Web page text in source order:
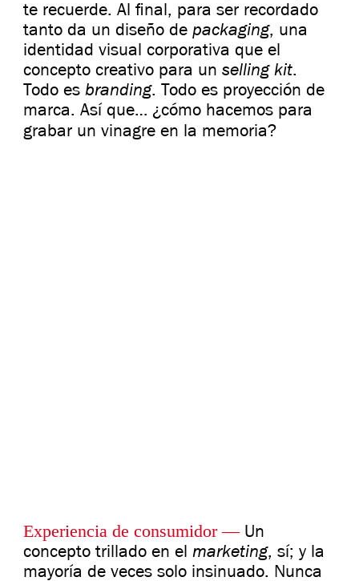
te recuerde. Al final, para ser recordado
tanto da un diseño de packaging, una
identidad visual corporativa que el
concepto creativo para un selling kit.
Todo es branding. Todo es proyección de
marca. Así que… ¿cómo hacemos para
grabar un vinagre en la memoria?
Experiencia de consumidor —Un
concepto trillado en el marketing, sí; y la
mayoría de veces solo insinuado. Nunca